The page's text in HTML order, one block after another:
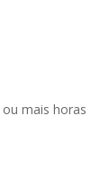
mais horas